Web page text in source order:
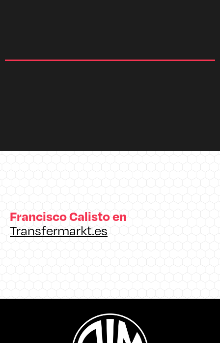
Francisco Calisto en
Transfermarkt.es